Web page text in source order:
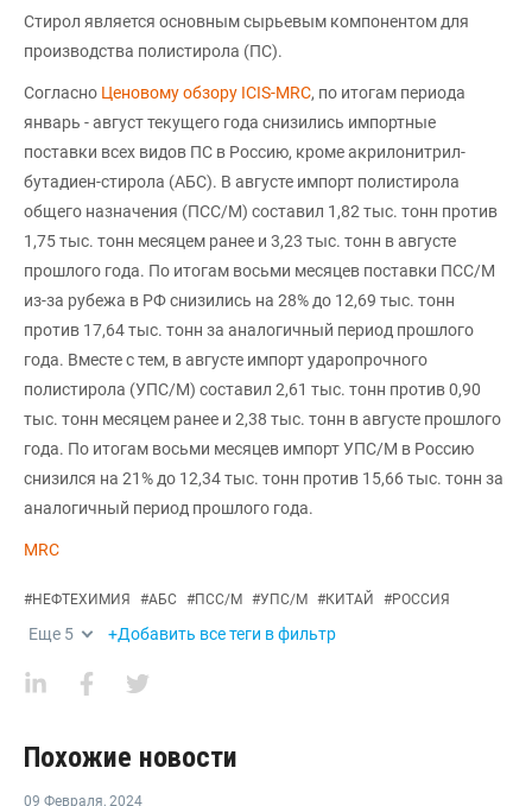
Стирол является основным сырьевым компонентом для
производства полистирола (ПС).
Согласно Ценовому обзору ICIS-MRC, по итогам периода
январь - август текущего года снизились импортные
поставки всех видов ПС в Россию, кроме акрилонитрил-
бутадиен-стирола (АБС). В августе импорт полистирола
общего назначения (ПСС/М) составил 1,82 тыс. тонн против
1,75 тыс. тонн месяцем ранее и 3,23 тыс. тонн в августе
прошлого года. По итогам восьми месяцев поставки ПСС/М
из-за рубежа в РФ снизились на 28% до 12,69 тыс. тонн
против 17,64 тыс. тонн за аналогичный период прошлого
года. Вместе с тем, в августе импорт ударопрочного
полистирола (УПС/М) составил 2,61 тыс. тонн против 0,90
тыс. тонн месяцем ранее и 2,38 тыс. тонн в августе прошлого
года. По итогам восьми месяцев импорт УПС/М в Россию
снизился на 21% до 12,34 тыс. тонн против 15,66 тыс. тонн за
аналогичный период прошлого года.
MRC
#НЕФТЕХИМИЯ #АБС #ПСС/М #УПС/М #КИТАЙ #РОССИЯ
Еще 5 +Добавить все теги в фильтр
Похожие новости
09 Февраля, 2024